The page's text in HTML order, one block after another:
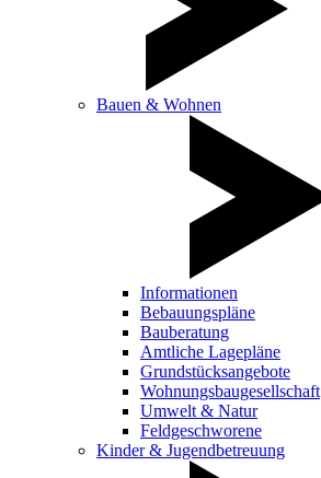
Bauen & Wohnen
Informationen
Bebauungspläne
Bauberatung
Amtliche Lagepläne
Grundstücksangebote
Wohnungsbaugesellschaft
Umwelt & Natur
Feldgeschworene
Kinder & Jugendbetreuung